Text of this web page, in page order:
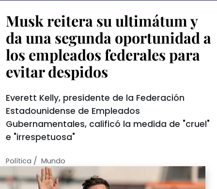
Musk reitera su ultimátum y
da una segunda oportunidad a
los empleados federales para
evitar despidos
Everett Kelly, presidente de la Federación
Estadounidense de Empleados
Gubernamentales, calificó la medida de "cruel"
e "irrespetuosa"
Política / Mundo